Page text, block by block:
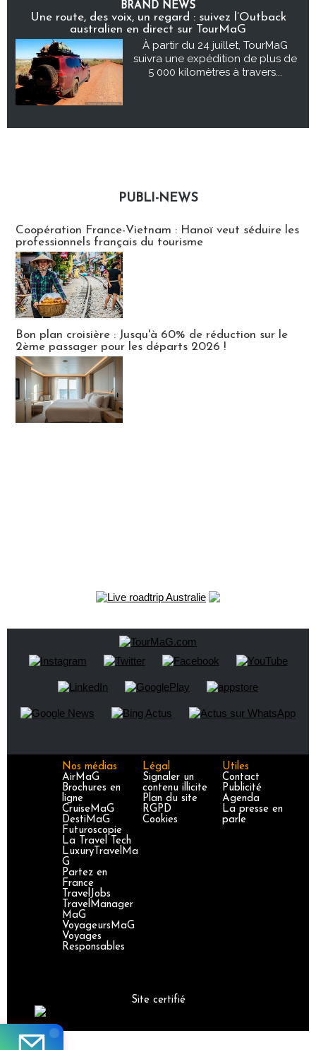
BRAND NEWS
Une route, des voix, un regard : suivez l’Outback
australien en direct sur TourMaG
À partir du 24 juillet, TourMaG
suivra une expédition de plus de
5 000 kilomètres à travers...
PUBLI-NEWS
Coopération France-Vietnam : Hanoï veut séduire les
professionnels français du tourisme
Bon plan croisière : Jusqu'à 60% de réduction sur le
2ème passager pour les départs 2026 !
Nos médias
AirMaG
Brochures en
ligne
CruiseMaG
DestiMaG
Futuroscopie
La Travel Tech
LuxuryTravelMa
G
Partez en
France
TravelJobs
TravelManager
MaG
VoyageursMaG
Voyages
Responsables
Légal
Signaler un
contenu illicite
Plan du site
RGPD
Cookies
Utiles
Contact
Publicité
Agenda
La presse en
parle
Site certifié